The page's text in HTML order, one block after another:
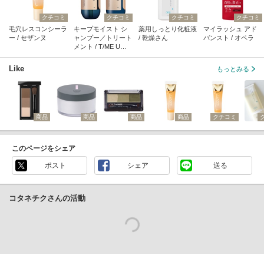
クチコミ
毛穴レスコンシーラ
ー / セザンヌ
クチコミ
キープモイスト シ
ャンプー／トリート
メント / T/ME U
クチコミ
薬用しっとり化粧液
/ 乾燥さん
クチコミ
マイラッシュ アド
バンスト / オペラ
Like もっとみる
商品 商品 商品 商品 クチコミ
このページをシェア
ポスト シェア 送る
コタネチクさんの活動